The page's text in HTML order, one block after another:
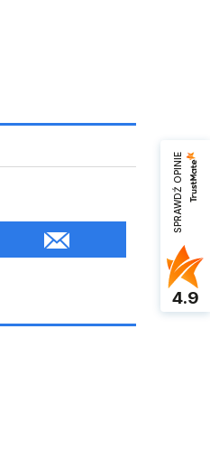
SPRAWDŹ OPINIE
4.9